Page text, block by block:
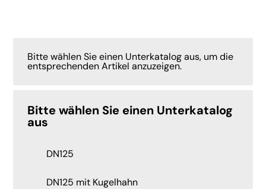
Bitte wählen Sie einen Unterkatalog aus, um die
entsprechenden Artikel anzuzeigen.
Bitte wählen Sie einen Unterkatalog
aus
DN125
DN125 mit Kugelhahn